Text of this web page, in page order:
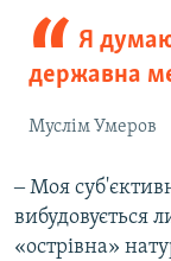
Я
державна
Муслім Умеров
‒ Моя
вибудовується
«острівна»